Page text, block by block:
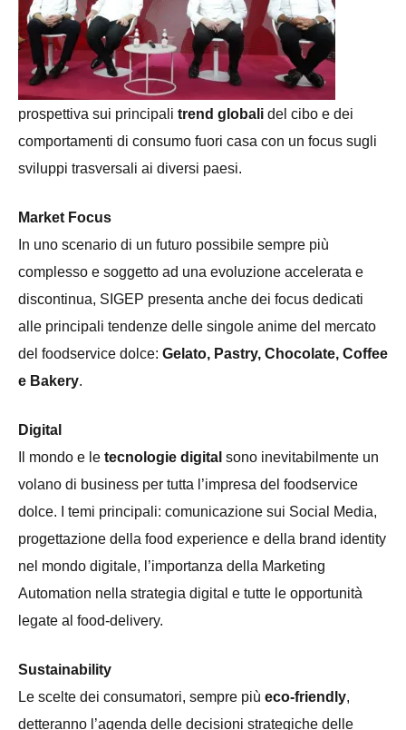
prospettiva sui principali trend globali del cibo e dei
comportamenti di consumo fuori casa con un focus sugli
sviluppi trasversali ai diversi paesi.
Market Focus
In uno scenario di un futuro possibile sempre più
complesso e soggetto ad una evoluzione accelerata e
discontinua, SIGEP presenta anche dei focus dedicati
alle principali tendenze delle singole anime del mercato
del foodservice dolce: Gelato, Pastry, Chocolate, Coffee
e Bakery.
Digital
Il mondo e le tecnologie digital sono inevitabilmente un
volano di business per tutta l’impresa del foodservice
dolce. I temi principali: comunicazione sui Social Media,
progettazione della food experience e della brand identity
nel mondo digitale, l’importanza della Marketing
Automation nella strategia digital e tutte le opportunità
legate al food-delivery.
Sustainability
Le scelte dei consumatori, sempre più eco-friendly,
detteranno l’agenda delle decisioni strategiche delle